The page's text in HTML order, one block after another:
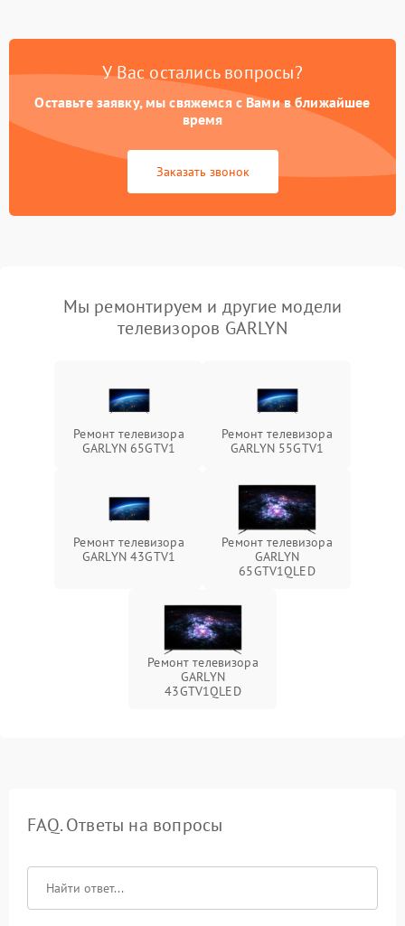
У Вас остались вопросы?
Оставьте заявку, мы свяжемся с Вами в ближайшее
время
Заказать звонок
Мы ремонтируем и другие модели
телевизоров GARLYN
Ремонт телевизора
GARLYN 65GTV1
Ремонт телевизора
GARLYN 55GTV1
Ремонт телевизора
GARLYN 43GTV1
Ремонт телевизора
GARLYN
65GTV1QLED
Ремонт телевизора
GARLYN
43GTV1QLED
FAQ. Ответы на вопросы